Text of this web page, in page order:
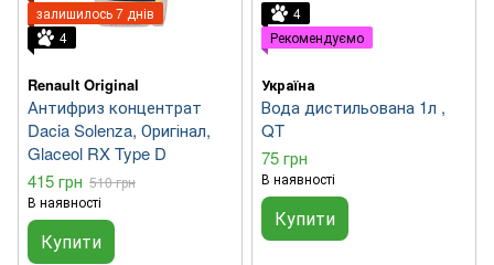
залишилось 7 днів
4
Renault Original
Антифриз концентрат
Dacia Solenza, Оригінал,
Glaceol RX Type D
415 грн 510 грн
В наявності
Купити
4
Рекомендуємо
Україна
Вода дистильована 1л ,
QT
75 грн
В наявності
Купити